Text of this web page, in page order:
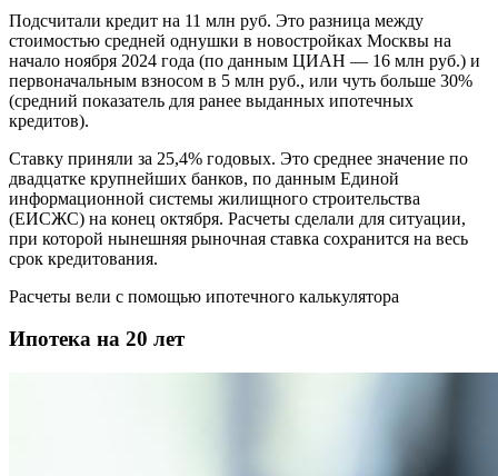
Подсчитали кредит на 11 млн руб. Это разница между
стоимостью средней однушки в новостройках Москвы на
начало ноября 2024 года (по данным ЦИАН — 16 млн руб.) и
первоначальным взносом в 5 млн руб., или чуть больше 30%
(средний показатель для ранее выданных ипотечных
кредитов).
Ставку приняли за 25,4% годовых. Это среднее значение по
двадцатке крупнейших банков, по данным Единой
информационной системы жилищного строительства
(ЕИСЖС) на конец октября. Расчеты сделали для ситуации,
при которой нынешняя рыночная ставка сохранится на весь
срок кредитования.
Расчеты вели с помощью ипотечного калькулятора
Ипотека на 20 лет